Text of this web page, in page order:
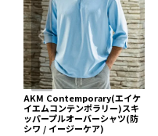
AKM Contemporary(エイケ
イエムコンテンポラリー)スキ
ッパープルオーバーシャツ(防
シワ / イージーケア)